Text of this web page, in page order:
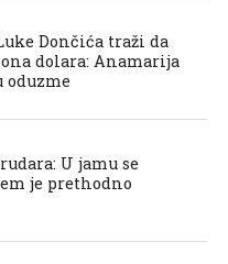
Dončića traži da
dolara: Anamarija
oduzme
U jamu se
je prethodno